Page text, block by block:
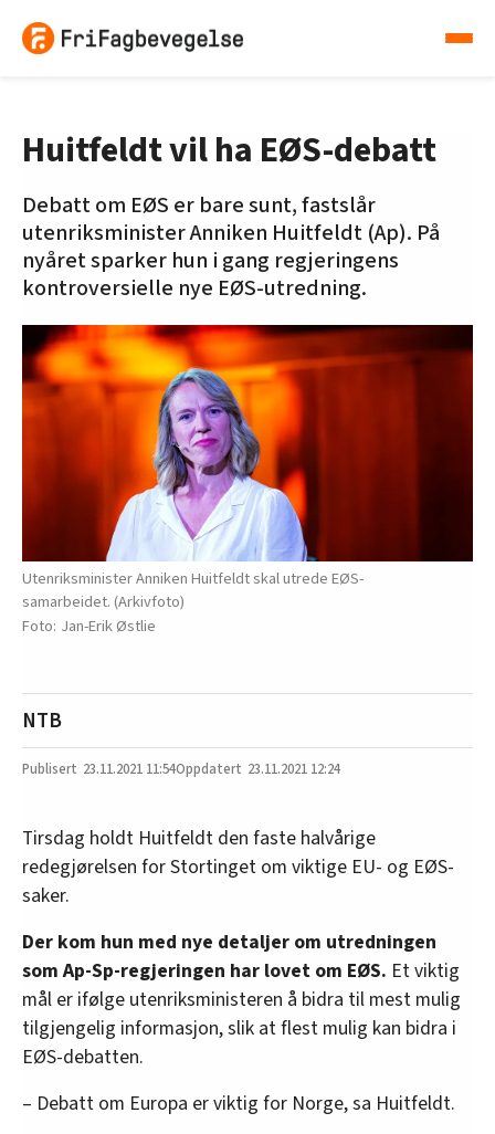
Huitfeldt vil ha EØS-debatt
Debatt om EØS er bare sunt, fastslår
utenriksminister Anniken Huitfeldt (Ap). På
nyåret sparker hun i gang regjeringens
kontroversielle nye EØS-utredning.
Utenriksminister Anniken Huitfeldt skal utrede EØS-
samarbeidet. (Arkivfoto)
Jan-Erik Østlie
NTB
23.11.2021 11:54 23.11.2021 12:24
Tirsdag holdt Huitfeldt den faste halvårige
redegjørelsen for Stortinget om viktige EU- og EØS-
saker.
Der kom hun med nye detaljer om utredningen
som Ap-Sp-regjeringen har lovet om EØS. Et viktig
mål er ifølge utenriksministeren å bidra til mest mulig
tilgjengelig informasjon, slik at flest mulig kan bidra i
EØS-debatten.
– Debatt om Europa er viktig for Norge, sa Huitfeldt.